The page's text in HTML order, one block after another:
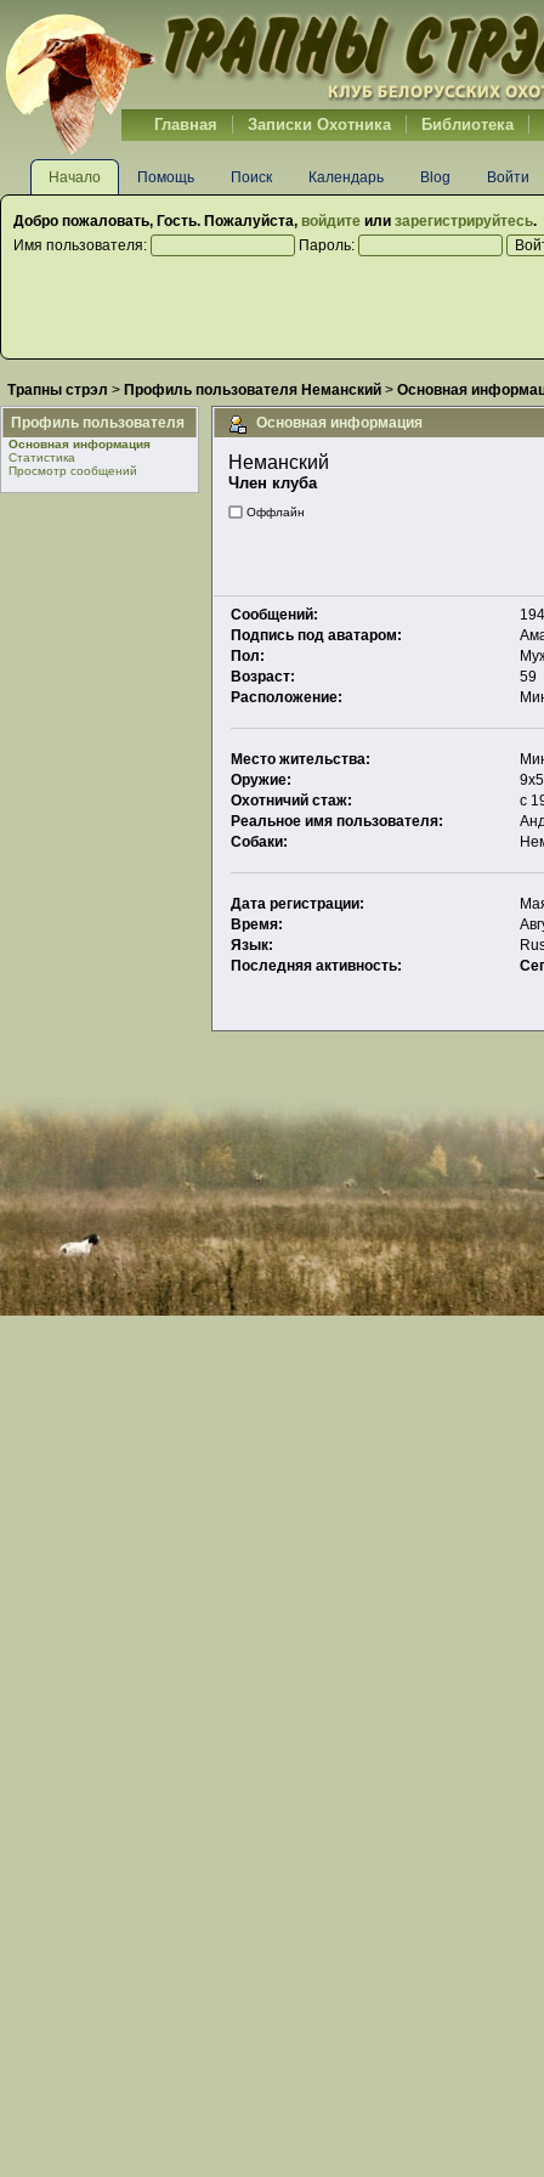
Главная Записки Охотника Библиотека
Начало Помощь Поиск Календарь Blog Войти
Добро пожаловать, Гость. Пожалуйста, войдите или зарегистрируйтесь.
Имя пользователя:
Пароль:
Трапны стрэл > Профиль пользователя Неманский > Основная
Профиль пользователя
Основная информация
Статистика
Просмотр сообщений
Основная информация
Неманский
Член клуба
Оффлайн
Сообщений:
Подпись под аватаром:
Пол:
Возраст:
59
Расположение:
Место жительства:
Оружие:
Охотничий стаж:
с
Реальное имя пользователя:
Собаки:
Дата регистрации:
Время:
Язык:
Последняя активность: